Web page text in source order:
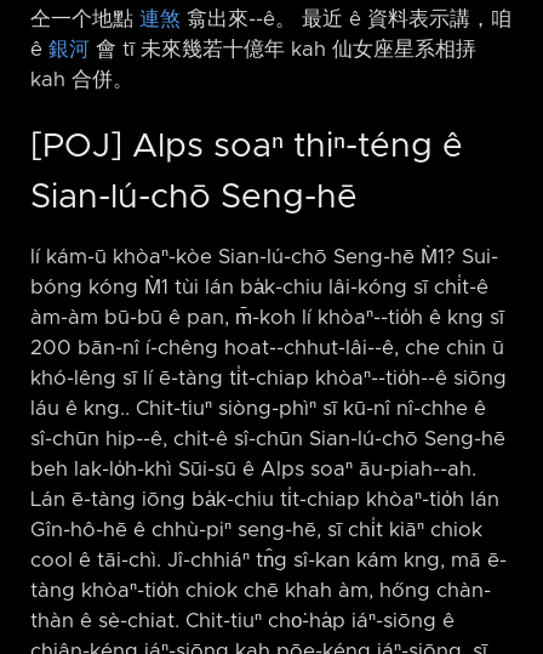
仝一个地點 連煞 翕出來-⁠-ê。 最近 ê 資料表示講，咱
ê 銀河
會 tī 未來幾若十億年 kah 仙女座星系相挵
kah 合併。
[POJ] Alps soaⁿ thiⁿ-téng ê
Sian-lú-chō Seng-hē
lí kám-ū khòaⁿ-kòe Sian-lú-chō Seng-hē M̀1? Sui-
bóng kóng M̀1 tùi lán ba̍k-chiu lâi-kóng sī chi̍t-ê
àm-àm bū-bū ê pan, m̄-koh lí khòaⁿ-⁠-tio̍h ê kng sī
200 bān-nî í-chêng hoat-⁠-chhut-lâi-⁠-ê, che chin ū
khó-lêng sī lí ē-tàng ti̍t-chiap khòaⁿ-⁠-tio̍h-⁠-ê siōng
láu ê kng.. Chit-tiuⁿ siòng-phìⁿ sī kū-nî nî-chhe ê
sî-chūn hip-⁠-ê, chit-ê sî-chūn Sian-lú-chō Seng-hē
beh lak-lo̍h-khì Sūi-sū ê Alps soaⁿ āu-piah-⁠-ah.
Lán ē-tàng iōng ba̍k-chiu ti̍t-chiap khòaⁿ-tio̍h lán
Gîn-hô-hē ê chhù-piⁿ seng-hē, sī chi̍t kiāⁿ chiok
cool ê tāi-chì. Jî-chhiáⁿ tn̂g sî-kan kám kng, mā ē-
tàng khòaⁿ-tio̍h chiok chē khah àm, hőng chàn-
thàn ê sè-chiat. Chit-tiuⁿ cho͘-ha̍p iáⁿ-siōng ê